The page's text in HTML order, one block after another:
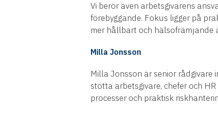
Vi berör även arbetsgivarens
förebyggande. Fokus ligger på
mer hållbart och hälsofrämjande
Milla Jonsson
Milla Jonsson är senior
stötta arbetsgivare, chefer och
processer och praktisk